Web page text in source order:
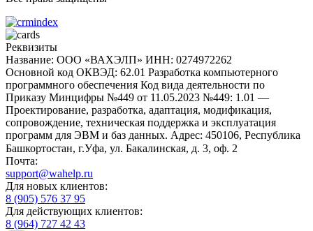
Реквизиты
Название: ООО «ВАХЭЛП» ИНН: 0274972262
Основной код ОКВЭД: 62.01 Разработка компьютерного
программного обеспечения Код вида деятельности по
Приказу Минцифры №449 от 11.05.2023 №449: 1.01 —
Проектирование, разработка, адаптация, модификация,
сопровождение, техническая поддержка и эксплуатация
программ для ЭВМ и баз данных. Адрес: 450106, Республика
Башкортостан, г.Уфа, ул. Бакалинская, д. 3, oф. 2
Почта:
support@wahelp.ru
Для новых клиентов:
8 (905) 576 37 95
Для действующих клиентов:
8 (964) 727 42 43